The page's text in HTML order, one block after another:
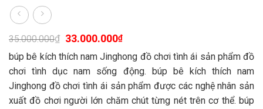
35.000.000₫ 33.000.000₫
búp bê kích thích nam Jinghong đồ chơi tình ái sản phẩm đồ
chơi tình dục nam sống động. búp bê kích thích nam
Jinghong đồ chơi tình ái sản phẩm được các nghệ nhân sản
xuất đồ chơi người lớn chăm chút từng nét trên cơ thể. búp